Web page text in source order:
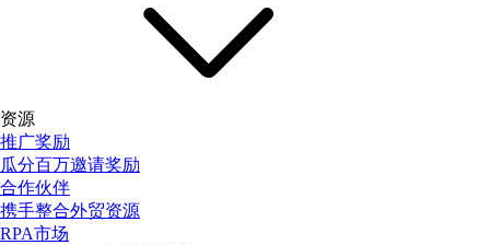
资源
推广奖励
瓜分百万邀请奖励
合作伙伴
携手整合外贸资源
RPA市场